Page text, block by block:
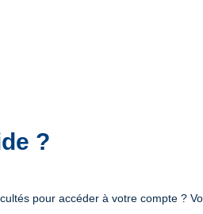
?
pour accéder à votre compte ?